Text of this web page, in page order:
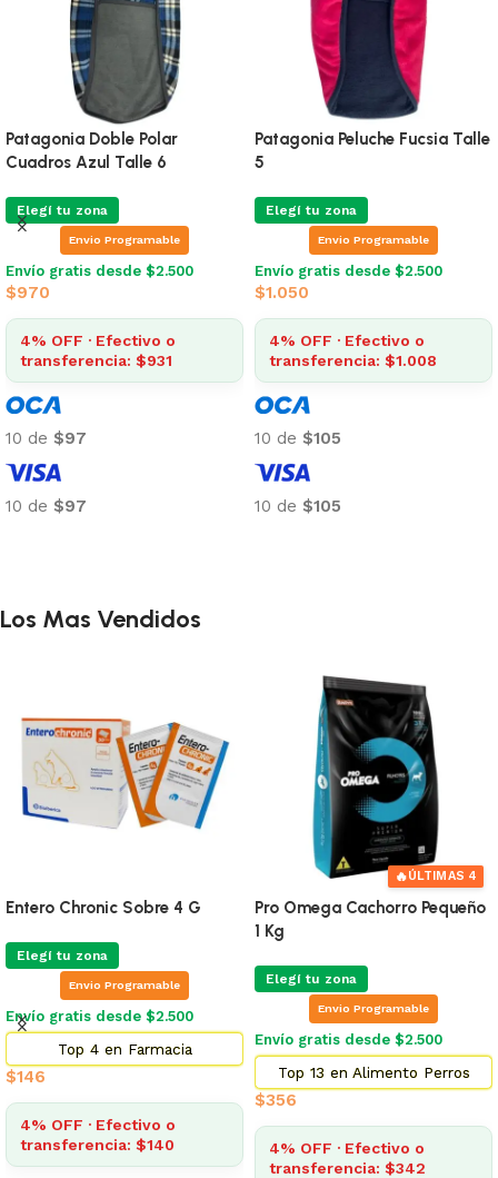
Patagonia Doble Polar
Cuadros Azul Talle 6
Elegí tu zona
Envio Programable
Envío gratis desde $2.500
$970
4% OFF · Efectivo o
transferencia: $931
10 de $97
10 de $97
Patagonia Peluche Fucsia Talle
5
Elegí tu zona
Envio Programable
Envío gratis desde $2.500
$1.050
4% OFF · Efectivo o
transferencia: $1.008
10 de $105
10 de $105
Los Mas Vendidos
Entero Chronic Sobre 4 G
Elegí tu zona
Envio Programable
Envío gratis desde $2.500
Top 4 en Farmacia
$146
4% OFF · Efectivo o
transferencia: $140
🔥ÚLTIMAS 4
Pro Omega Cachorro Pequeño
1 Kg
Elegí tu zona
Envio Programable
Envío gratis desde $2.500
Top 13 en Alimento Perros
$356
4% OFF · Efectivo o
transferencia: $342